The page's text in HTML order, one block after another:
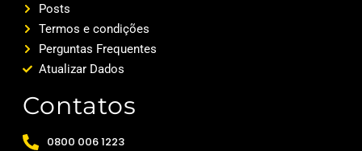
Posts
Termos e condições
Perguntas Frequentes
Atualizar Dados
Contatos
0800 006 1223